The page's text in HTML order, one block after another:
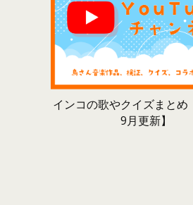
インコの歌やクイズまとめ
9月更新】